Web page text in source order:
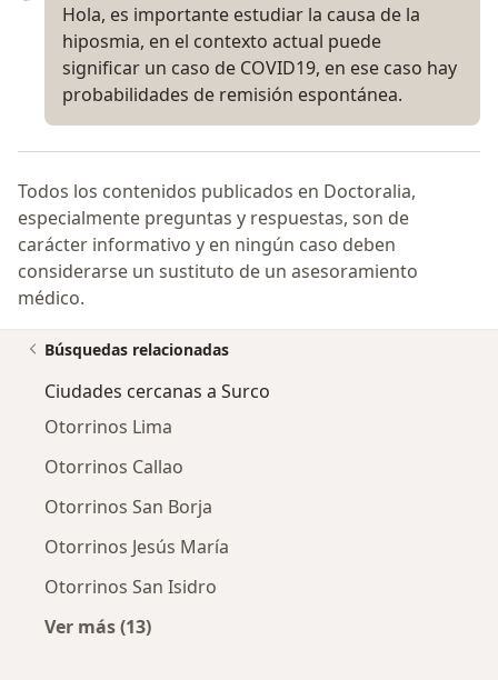
Hola, es importante estudiar la causa de la
hiposmia, en el contexto actual puede
significar un caso de COVID19, en ese caso hay
probabilidades de remisión espontánea.
Todos los contenidos publicados en Doctoralia,
especialmente preguntas y respuestas, son de
carácter informativo y en ningún caso deben
considerarse un sustituto de un asesoramiento
médico.
Búsquedas relacionadas
Ciudades cercanas a Surco
Otorrinos Lima
Otorrinos Callao
Otorrinos San Borja
Otorrinos Jesús María
Otorrinos San Isidro
Ver más (13)